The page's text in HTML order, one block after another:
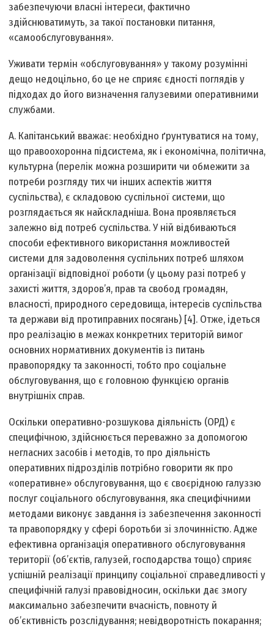
забезпечуючи власні інтереси, фактично
здійснюватимуть, за такої постановки питання,
«самообслуговування».
Уживати термін «обслуговування» у такому розумінні
дещо недоцільно, бо це не сприяє єдності поглядів у
підходах до його визначення галузевими оперативними
службами.
А. Капітанський вважає: необхідно ґрунтуватися на тому,
що правоохоронна підсистема, як і економічна, політична,
культурна (перелік можна розширити чи обмежити за
потреби розгляду тих чи інших аспектів життя
суспільства), є складовою суспільної системи, що
розглядається як найскладніша. Вона проявляється
залежно від потреб суспільства. У ній відбиваються
способи ефективного використання можливостей
системи для задоволення суспільних потреб шляхом
організації відповідної роботи (у цьому разі потреб у
захисті життя, здоров’я, прав та свобод громадян,
власності, природного середовища, інтересів суспільства
та держави від протиправних посягань) [4]. Отже, ідеться
про реалізацію в межах конкретних територій вимог
основних нормативних документів із питань
правопорядку та законності, тобто про соціальне
обслуговування, що є головною функцією органів
внутрішніх справ.
Оскільки оперативно-розшукова діяльність (ОРД) є
специфічною, здійснюється переважно за допомогою
негласних засобів і методів, то про діяльність
оперативних підрозділів потрібно говорити як про
«оперативне» обслуговування, що є своєрідною галуззю
послуг соціального обслуговування, яка специфічними
методами виконує завдання із забезпечення законності
та правопорядку у сфері боротьби зі злочинністю. Адже
ефективна організація оперативного обслуговування
території (об’єктів, галузей, господарства тощо) сприяє
успішній реалізації принципу соціальної справедливості у
специфічній галузі правовідносин, оскільки дає змогу
максимально забезпечити вчасність, повноту й
об’єктивність розслідування; невідворотність покарання;